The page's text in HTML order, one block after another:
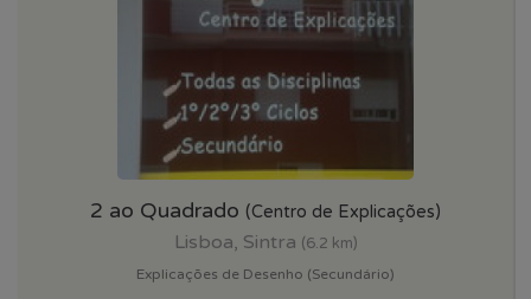
2 ao Quadrado (Centro de Explicações)
Lisboa, Sintra (6.2 km)
Explicações de Desenho (Secundário)